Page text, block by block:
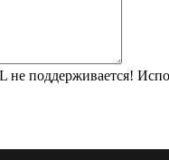
не поддерживается!